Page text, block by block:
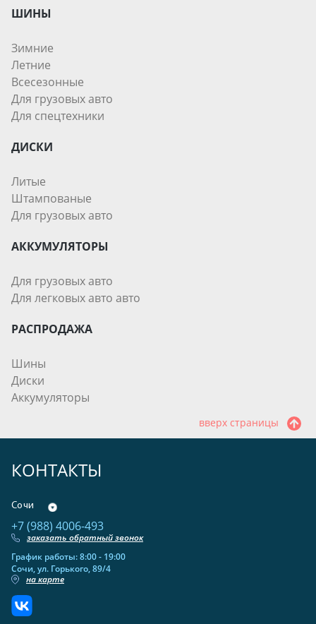
ШИНЫ
Зимние
Летние
Всесезонные
Для грузовых авто
Для спецтехники
ДИСКИ
Литые
Штампованые
Для грузовых авто
АККУМУЛЯТОРЫ
Для грузовых авто
Для легковых авто авто
РАСПРОДАЖА
Шины
Диски
Аккумуляторы
вверх страницы
КОНТАКТЫ
Сочи
+7 (988) 4006-493
заказать обратный звонок
График работы: 8:00 - 19:00
Сочи, ул. Горького, 89/4
на карте